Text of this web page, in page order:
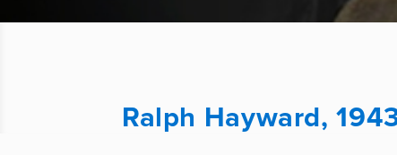
Ralph Hayward,